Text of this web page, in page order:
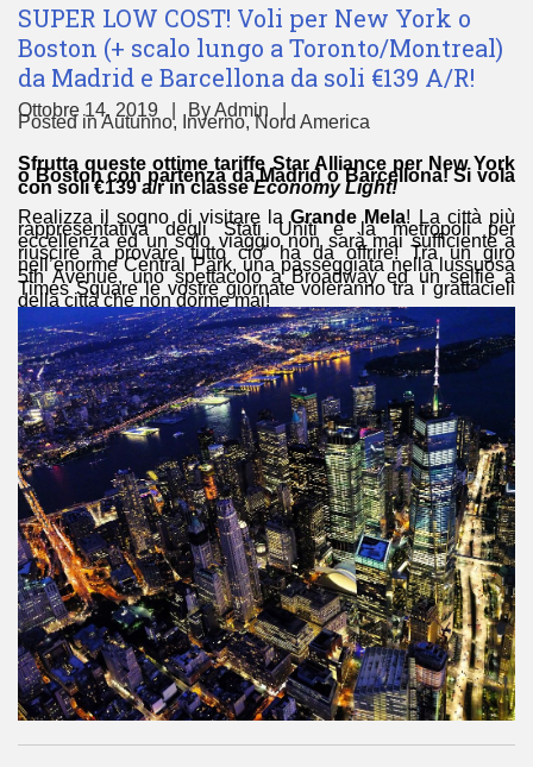
SUPER LOW COST! Voli per New York o
Boston (+ scalo lungo a Toronto/Montreal)
da Madrid e Barcellona da soli €139 A/R!
Ottobre 14, 2019 ByAdmin
Posted in Autunno, Inverno,Nord America
Sfrutta queste ottime tariffe Star Alliance per New York
o Boston con partenza da Madrid o Barcellona! Si vola
con soli €139 a/r in classeEconomy Light!
Realizza il sogno di visitare laGrande Mela! La città più
rappresentativa degli Stati Uniti è la metropoli per
eccellenza ed un solo viaggio non sarà mai sufficiente a
riuscire a provare tutto cio’ ha da offrire! Tra un giro
nell’enorme Central Park, una passeggiata nella lussuosa
5th Avenue, uno spettacolo a Broadway ed un selfie a
Times Square le vostre giornate voleranno tra i grattacieli
della città che non dorme mai!